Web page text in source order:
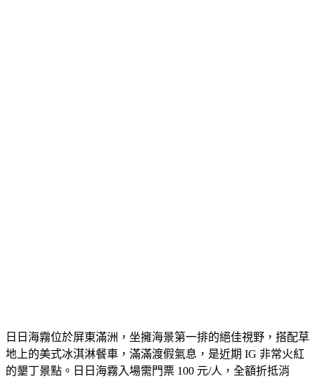
日日海霧位於屏東滿洲，坐擁海景第一排的絕佳視野，搭配草
地上的美式冰淇淋餐車，滿滿渡假氣息，是近期 IG 非常火紅
的墾丁景點。日日海霧入場需門票 100 元/人，全額折抵消